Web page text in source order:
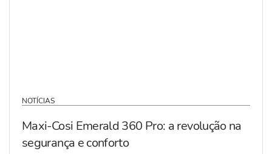
NOTÍCIAS
Maxi-Cosi Emerald 360 Pro: a revolução na
segurança e conforto